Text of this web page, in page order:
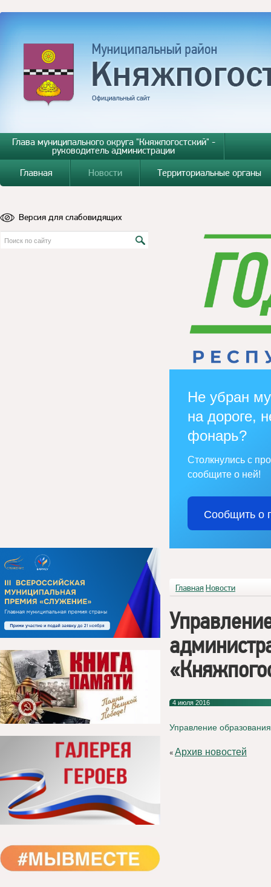
Глава муниципального округа "Княжпогостский" -
руководитель администрации
Главная
Новости Территориальные органы
Версия для слабовидящих
Не убран
на дороге,
фонарь?
Столкнулись с
сообщите о ней!
Сообщить о
Главная Новости
4 июля 2016
Управление
«Архив новостей